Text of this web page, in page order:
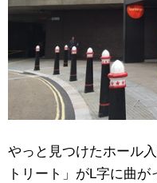
やっと見つけたホール
トリート」がL字に曲が